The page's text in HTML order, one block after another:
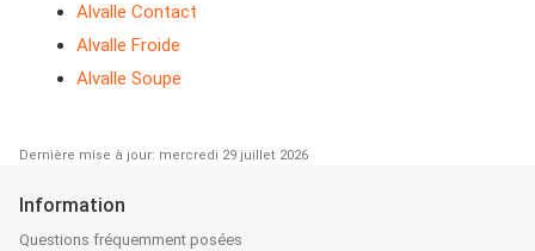
Alvalle Contact
Alvalle Froide
Alvalle Soupe
Dernière mise à jour: mercredi 29 juillet 2026
Information
Questions fréquemment posées